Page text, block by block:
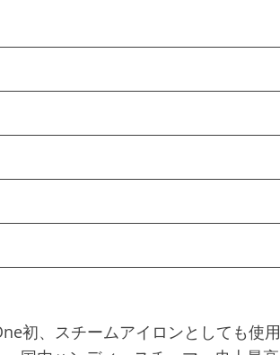
初、スチームアイロンとしても使用